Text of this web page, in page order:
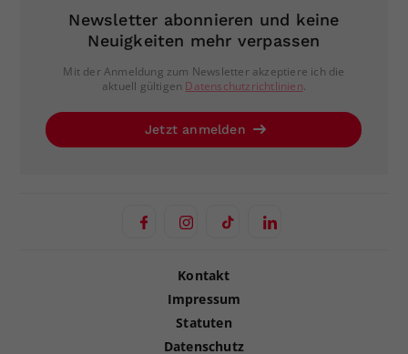
Newsletter abonnieren und keine
Neuigkeiten mehr verpassen
Mit der Anmeldung zum Newsletter akzeptiere ich die
aktuell gültigen Datenschutzrichtlinien.
Jetzt anmelden
Kontakt
Impressum
Statuten
Datenschutz